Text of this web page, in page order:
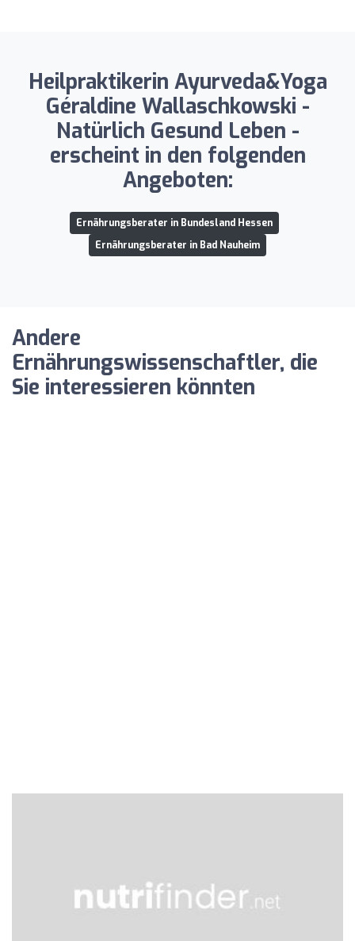
Heilpraktikerin Ayurveda&Yoga
Géraldine Wallaschkowski -
Natürlich Gesund Leben -
erscheint in den folgenden
Angeboten:
Ernährungsberater in Bundesland Hessen
Ernährungsberater in Bad Nauheim
Andere
Ernährungswissenschaftler, die
Sie interessieren könnten